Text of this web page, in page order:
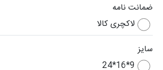
ضمانت نامه
لاکچری کالا
سایز
9*16*24